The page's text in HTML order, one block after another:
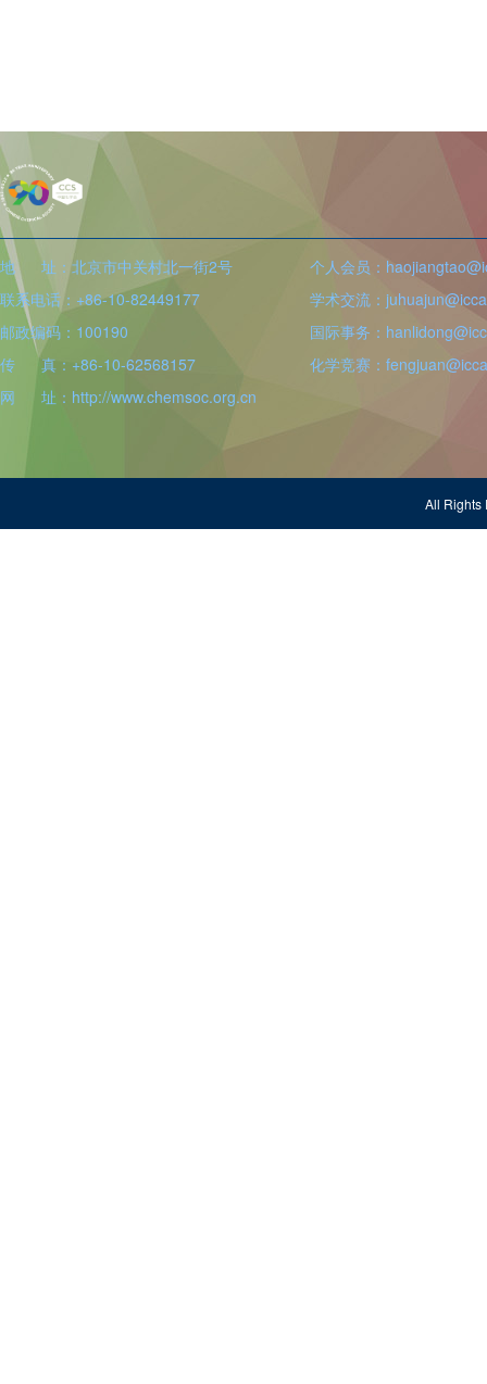
地 址：北京市中关村北一街2号
联系电话：+86-10-82449177
邮政编码：100190
传 真：+86-10-62568157
网 址：http://www.chemsoc.org.cn
个人会员：
学术交流：
国际事务：
化学竞赛：
All Rights